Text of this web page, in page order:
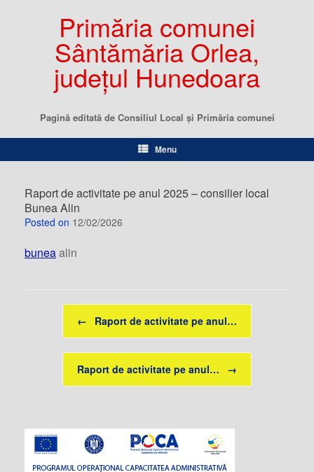
Primăria comunei
Sântămăria Orlea,
județul Hunedoara
Pagină editată de Consiliul Local şi Primăria comunei
Menu
Raport de activitate pe anul 2025 – consilier local
Bunea Alin
Posted on 12/02/2026
buneaalin
Post navigation
← Raport de activitate pe anul…
Raport de activitate pe anul… →